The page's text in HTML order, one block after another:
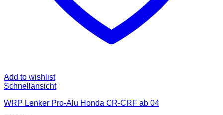
Add to wishlist
Schnellansicht
WRP Lenker Pro-Alu Honda CR-CRF ab 04